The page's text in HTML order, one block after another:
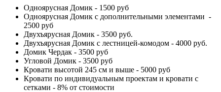
Одноярусная Домик - 1500 руб
Одноярусная Домик с дополнительными элементами -
2500 руб
Двухъярусная Домик - 3500 руб.
Двухъярусная Домик с лестницей-комодом - 4000 руб.
Домик Чердак - 3500 руб
Угловой Домик - 3500 руб
Кровати высотой 245 см и выше - 5000 руб
Кровати по индивидуальным проектам и кровати с
сетками - 8% от стоимости